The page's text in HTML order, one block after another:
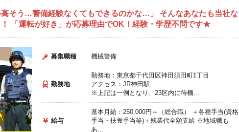
高そう…警備経験なくてもできるのかな…」 そんなあなたも当社な
「運転が好き」が応募理由でOK！経験・学歴不問です★
募集職種 機械警備
勤務地
勤務地：東京都千代田区神田須田町1丁目
アクセス：JR神田駅
※上記は一例となり、23区内に待機...
給与
基本月給：250,000円～（総合職） ＋各種手当(資格
手当・扶養手当等)＋残業代全額支給 ※地域職も
あ...